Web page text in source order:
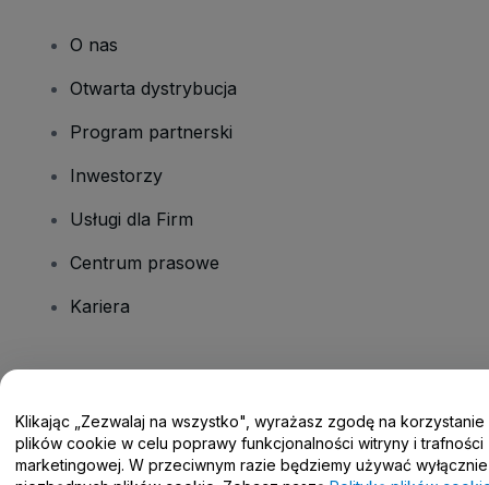
O nas
Otwarta dystrybucja
Program partnerski
Inwestorzy
Usługi dla Firm
Centrum prasowe
Kariera
Centrum pomocy / Skontaktuj się z nami
Klikając „Zezwalaj na wszystko", wyrażasz zgodę na korzystanie
plików cookie w celu poprawy funkcjonalności witryny i trafności
marketingowej. W przeciwnym razie będziemy używać wyłącznie